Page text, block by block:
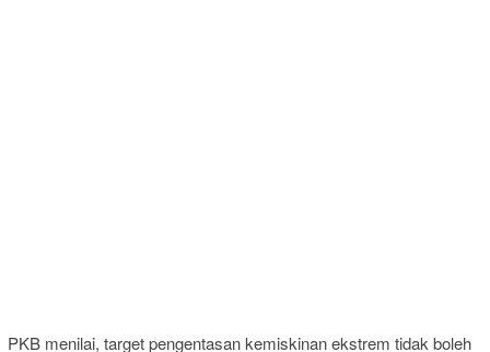
PKB menilai, target pengentasan kemiskinan ekstrem tidak boleh